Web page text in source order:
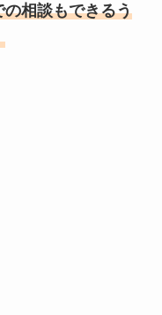
相談もできるう